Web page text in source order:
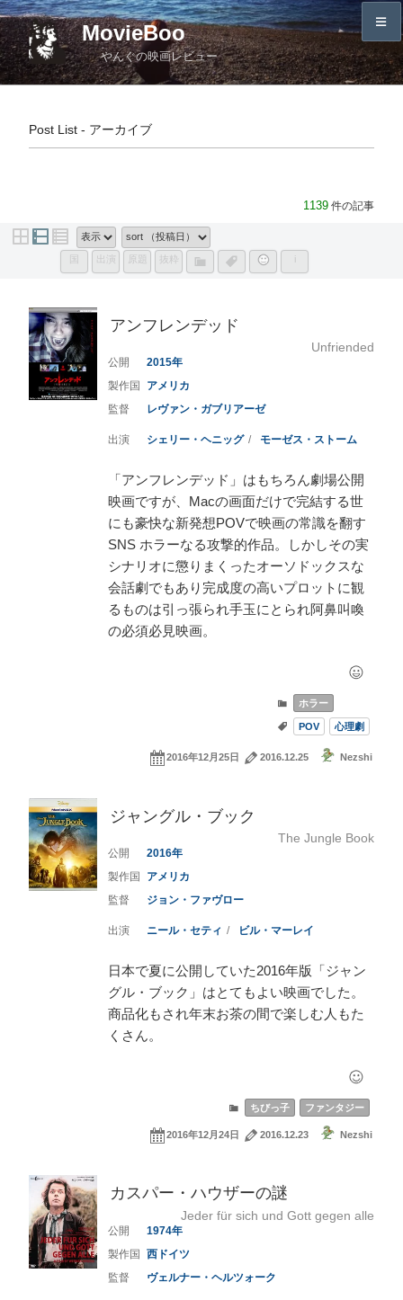
コ
ン
テ
ン
MovieBoo
やんぐの映画レビュー
Post List - アーカイブ
1139 件の記事
国 出演 原題 抜粋 i
アンフレンデッド
Unfriended
2015
アメリカ
レヴァン・ガブリアーゼ
シェリー・ヘニッグ モーゼス・ストーム
「アンフレンデッド」はもちろん劇場公開
映画ですが、Macの画面だけで完結する世
にも豪快な新発想POVで映画の常識を翻す
SNS ホラーなる攻撃的作品。しかしその実
シナリオに懲りまくったオーソドックスな
会話劇でもあり完成度の高いプロットに観
るものは引っ張られ手玉にとられ阿鼻叫喚
の必須必見映画。
ホラー
POV 心理劇
2016年12月25日 2016.12.25 Nezshi
ジャングル・ブック
The Jungle Book
2016
アメリカ
ジョン・ファヴロー
ニール・セティ ビル・マーレイ
日本で夏に公開していた2016年版「ジャン
グル・ブック」はとてもよい映画でした。
商品化もされ年末お茶の間で楽しむ人もた
くさん。
ちびっ子 ファンタジー
2016年12月24日 2016.12.23 Nezshi
カスパー・ハウザーの謎
Jeder für sich und Gott gegen alle
1974
西ドイツ
ヴェルナー・ヘルツォーク